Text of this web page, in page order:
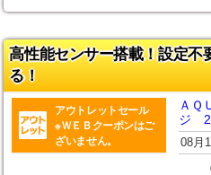
高性能センサー搭載！設定不
る！
アウトレットセール
※ＷＥＢクーポンはご
ざいません。
ＡＱ
ジ
08月